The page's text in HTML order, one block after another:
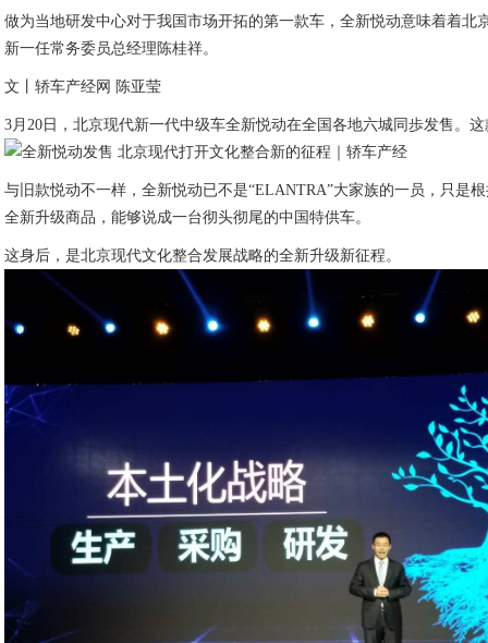
做为当地研发中心对于我国市场开拓的第一款车，全新悦动意味着着
新一任常务委员总经理陈桂祥。
文丨轿车产经网 陈亚莹
3月20日，北京现代新一代中级车全新悦动在全国各地六城同歩发售。
与旧款悦动不一样，全新悦动已不是“ELANTRA”大家族的一员，只是
全新升级商品，能够说成一台彻头彻尾的中国特供车。
这身后，是北京现代文化整合发展战略的全新升级新征程。